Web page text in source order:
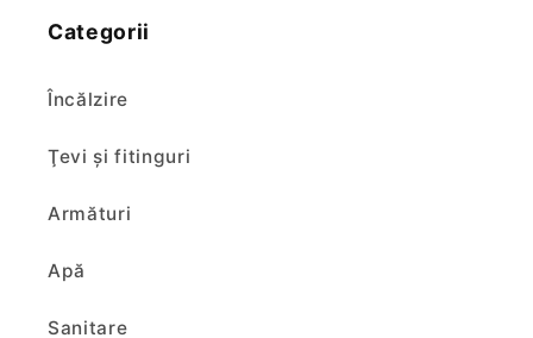
Categorii
Încălzire
Ţevi şi fitinguri
Armături
Apă
Sanitare